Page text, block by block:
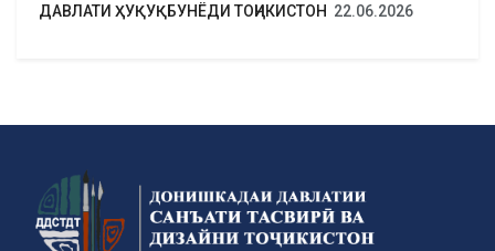
ДАВЛАТИ ҲУҚУҚБУНЁДИ ТОҶИКИСТОН 22.06.2026